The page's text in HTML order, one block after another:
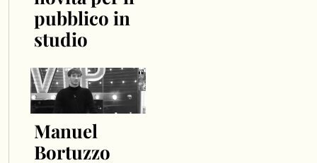
pubblico in
studio
Manuel
Bortuzzo